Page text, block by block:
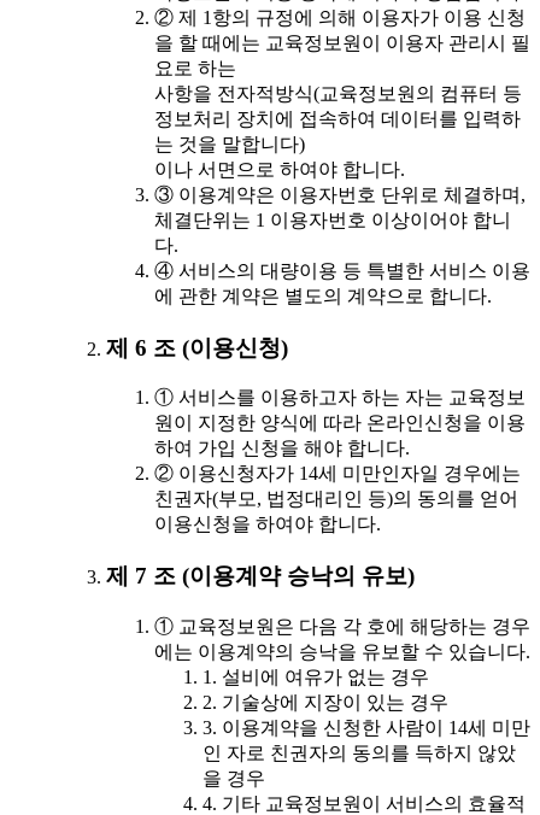
② 제 1항의 규정에 의해 이용자가 이용 신청
을 할 때에는 교육정보원이 이용자 관리시 필
요로 하는
사항을 전자적방식(교육정보원의 컴퓨터 등
정보처리 장치에 접속하여 데이터를 입력하
는 것을 말합니다)
이나 서면으로 하여야 합니다.
③ 이용계약은 이용자번호 단위로 체결하며,
체결단위는 1 이용자번호 이상이어야 합니
다.
④ 서비스의 대량이용 등 특별한 서비스 이용
에 관한 계약은 별도의 계약으로 합니다.
제 6 조 (이용신청)
① 서비스를 이용하고자 하는 자는 교육정보
원이 지정한 양식에 따라 온라인신청을 이용
하여 가입 신청을 해야 합니다.
② 이용신청자가 14세 미만인자일 경우에는
친권자(부모, 법정대리인 등)의 동의를 얻어
이용신청을 하여야 합니다.
제 7 조 (이용계약 승낙의 유보)
① 교육정보원은 다음 각 호에 해당하는 경우
에는 이용계약의 승낙을 유보할 수 있습니다.
1. 설비에 여유가 없는 경우
2. 기술상에 지장이 있는 경우
3. 이용계약을 신청한 사람이 14세 미만
인 자로 친권자의 동의를 득하지 않았
을 경우
4. 기타 교육정보원이 서비스의 효율적